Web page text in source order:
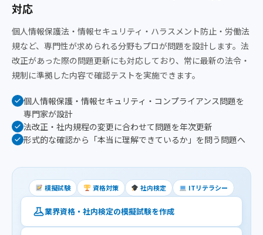
対応
個人情報保護法・情報セキュリティ・ハラスメント防止・労働法
規など、専門性が求められる分野もプロが問題を設計します。法
改正があった際の問題更新にも対応しており、常に最新の法令・
規制に準拠した内容で確認テストを実施できます。
個人情報保護・情報セキュリティ・コンプライアンス問題を
専門家が設計
法改正・社内規程の変更に合わせて問題を年次更新
形式的な確認から「本当に理解できているか」を問う問題へ
模擬試験 資格対策 社内検定 ITリテラシー
業界資格・社内検定の模擬試験を作成